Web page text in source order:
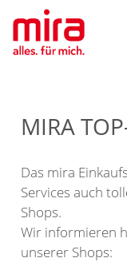
MIRA
Das mira
Services auch
Shops.
Wir informieren
unserer Shops:
THAI CURRY